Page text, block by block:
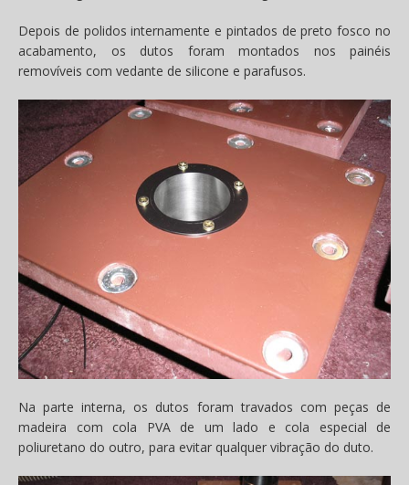
Depois de polidos internamente e pintados de preto fosco no
acabamento, os dutos foram montados nos painéis
removíveis com vedante de silicone e parafusos.
Na parte interna, os dutos foram travados com peças de
madeira com cola PVA de um lado e cola especial de
poliuretano do outro, para evitar qualquer vibração do duto.